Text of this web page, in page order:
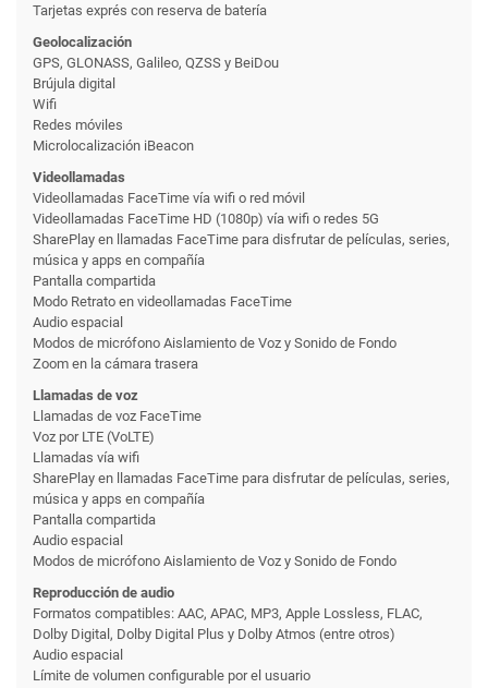
Tarjetas exprés con reserva de batería
Geolocalización
GPS, GLONASS, Galileo, QZSS y BeiDou
Brújula digital
Wifi
Redes móviles
Microlocalización iBeacon
Videollamadas
Videollamadas FaceTime vía wifi o red móvil
Videollamadas FaceTime HD (1080p) vía wifi o redes 5G
SharePlay en llamadas FaceTime para disfrutar de películas, series,
música y apps en compañía
Pantalla compartida
Modo Retrato en videollamadas FaceTime
Audio espacial
Modos de micrófono Aislamiento de Voz y Sonido de Fondo
Zoom en la cámara trasera
Llamadas de voz
Llamadas de voz FaceTime
Voz por LTE (VoLTE)
Llamadas vía wifi
SharePlay en llamadas FaceTime para disfrutar de películas, series,
música y apps en compañía
Pantalla compartida
Audio espacial
Modos de micrófono Aislamiento de Voz y Sonido de Fondo
Reproducción de audio
Formatos compatibles: AAC, APAC, MP3, Apple Lossless, FLAC,
Dolby Digital, Dolby Digital Plus y Dolby Atmos (entre otros)
Audio espacial
Límite de volumen configurable por el usuario